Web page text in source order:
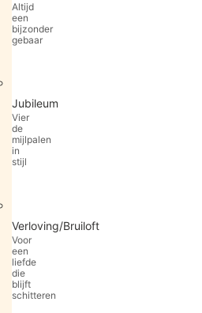
Altijd
een
bijzonder
gebaar
Jubileum
Vier
de
mijlpalen
in
stijl
Verloving/Bruiloft
Voor
een
liefde
die
blijft
schitteren